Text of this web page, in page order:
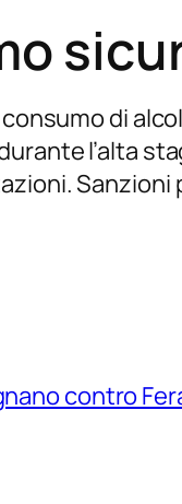
di
l’alta
Sanzioni
contro